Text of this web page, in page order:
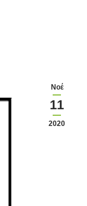
Νοέ
11
2020